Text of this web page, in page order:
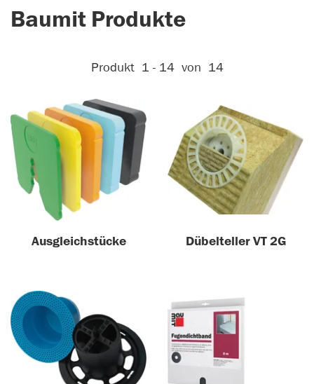
Baumit Produkte
Aktive Filter:
Produkt 1 - 14 von 14
Ausgleichstücke Dübelteller VT 2G